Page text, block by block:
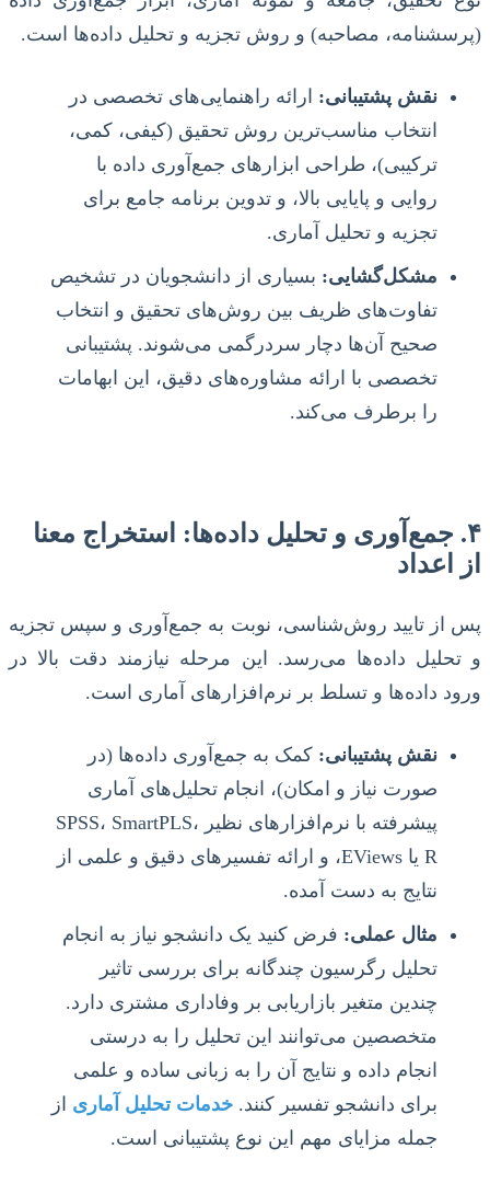
(پرسشنامه، مصاحبه) و روش تجزیه و تحلیل داده‌ها است.
نقش پشتیبانی: ارائه راهنمایی‌های تخصصی در
انتخاب مناسب‌ترین روش تحقیق (کیفی، کمی،
ترکیبی)، طراحی ابزارهای جمع‌آوری داده با
روایی و پایایی بالا، و تدوین برنامه جامع برای
تجزیه و تحلیل آماری.
مشکل‌گشایی: بسیاری از دانشجویان در تشخیص
تفاوت‌های ظریف بین روش‌های تحقیق و انتخاب
صحیح آن‌ها دچار سردرگمی می‌شوند. پشتیبانی
تخصصی با ارائه مشاوره‌های دقیق، این ابهامات
را برطرف می‌کند.
۴. جمع‌آوری و تحلیل داده‌ها: استخراج معنا
از اعداد
پس از تایید روش‌شناسی، نوبت به جمع‌آوری و سپس تجزیه
و تحلیل داده‌ها می‌رسد. این مرحله نیازمند دقت بالا در
ورود داده‌ها و تسلط بر نرم‌افزارهای آماری است.
نقش پشتیبانی: کمک به جمع‌آوری داده‌ها (در
صورت نیاز و امکان)، انجام تحلیل‌های آماری
پیشرفته با نرم‌افزارهای نظیر SPSS، SmartPLS،
R یا EViews، و ارائه تفسیرهای دقیق و علمی از
نتایج به دست آمده.
مثال عملی: فرض کنید یک دانشجو نیاز به انجام
تحلیل رگرسیون چندگانه برای بررسی تاثیر
چندین متغیر بازاریابی بر وفاداری مشتری دارد.
متخصصین می‌توانند این تحلیل را به درستی
انجام داده و نتایج آن را به زبانی ساده و علمی
برای دانشجو تفسیر کنند. خدمات تحلیل آماری از
جمله مزایای مهم این نوع پشتیبانی است.